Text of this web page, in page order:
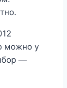
можно у
—